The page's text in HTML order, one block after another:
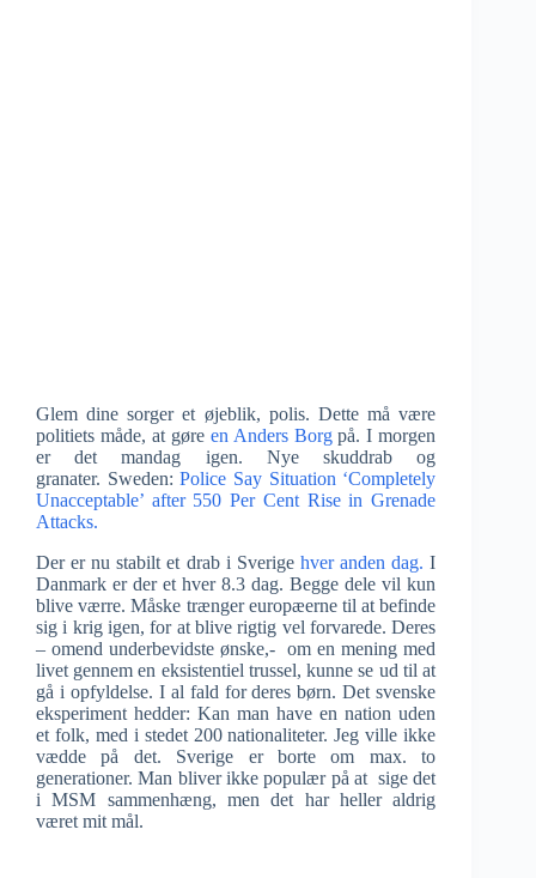
Glem dine sorger et øjeblik, polis. Dette må være
politiets måde, at gøre en Anders Borgpå. I morgen
er det mandag igen. Nye skuddrab og
granater. Sweden:Police Say Situation ‘Completely
Unacceptable’ after 550 Per Cent Rise in Grenade
Attacks.
Der er nu stabilt et drab i Sverige hver anden dag. I
Danmark er der et hver 8.3 dag. Begge dele vil kun
blive værre. Måske trænger europæerne til at befinde
sig i krig igen, for at blive rigtig vel forvarede. Deres
– omend underbevidste ønske,- om en mening med
livet gennem en eksistentiel trussel, kunne se ud til at
gå i opfyldelse. I al fald for deres børn. Det svenske
eksperiment hedder: Kan man have en nation uden
et folk, med i stedet 200 nationaliteter. Jeg ville ikke
vædde på det. Sverige er borte om max. to
generationer. Man bliver ikke populær på at sige det
i MSM sammenhæng, men det har heller aldrig
været mit mål.